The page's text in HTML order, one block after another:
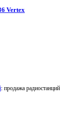
Vertex
: продажа